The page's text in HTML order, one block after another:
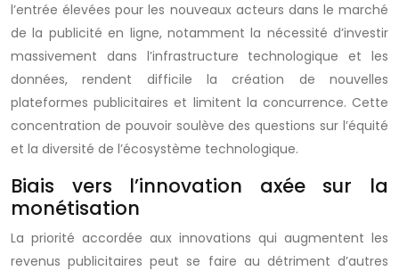
l’entrée élevées pour les nouveaux acteurs dans le marché
de la publicité en ligne, notamment la nécessité d’investir
massivement dans l’infrastructure technologique et les
données, rendent difficile la création de nouvelles
plateformes publicitaires et limitent la concurrence. Cette
concentration de pouvoir soulève des questions sur l’équité
et la diversité de l’écosystème technologique.
Biais vers l’innovation axée sur la
monétisation
La priorité accordée aux innovations qui augmentent les
revenus publicitaires peut se faire au détriment d’autres